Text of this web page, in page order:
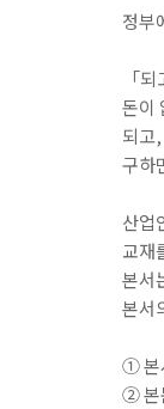
정부
「
돈이
되고
구하
산업
교재
본서
본서
① 본
② 본